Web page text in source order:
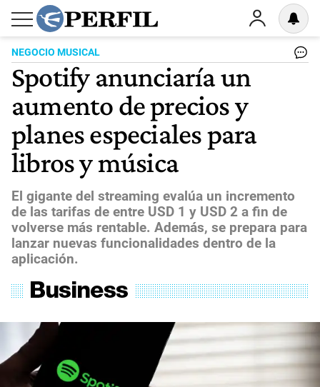
NEGOCIO MUSICAL
Spotify anunciaría un
aumento de precios y
planes especiales para
libros y música
El gigante del streaming evalúa un incremento
de las tarifas de entre USD 1 y USD 2 a fin de
volverse más rentable. Además, se prepara para
lanzar nuevas funcionalidades dentro de la
aplicación.